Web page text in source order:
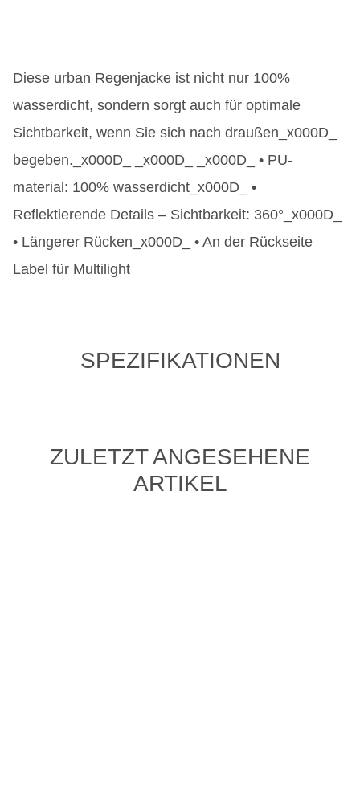
Diese urban Regenjacke ist nicht nur 100%
wasserdicht, sondern sorgt auch für optimale
Sichtbarkeit, wenn Sie sich nach draußen_x000D_
begeben._x000D_ _x000D_ _x000D_ • PU-
material: 100% wasserdicht_x000D_ •
Reflektierende Details – Sichtbarkeit: 360°_x000D_
• Längerer Rücken_x000D_ • An der Rückseite
Label für Multilight
SPEZIFIKATIONEN
ZULETZT ANGESEHENE
ARTIKEL